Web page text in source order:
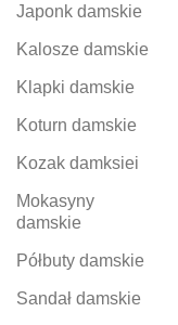
Japonk damskie
Kalosze damskie
Klapki damskie
Koturn damskie
Kozak damksiei
Mokasyny
damskie
Półbuty damskie
Sandał damskie